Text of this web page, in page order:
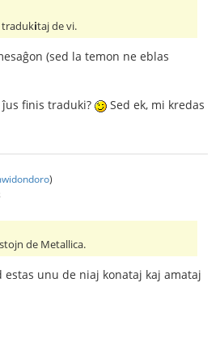
tradukitaj de vi.
(sed la temon ne eblas
ĵus finis traduki?
Sed ek, mi kredas
)
de Metallica.
estas unu de niaj konataj kaj amataj